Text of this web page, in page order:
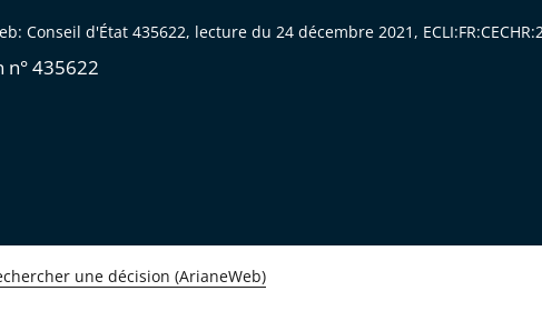
Conseil d'État 435622, lecture du 24 décembre 2021,
n° 435622
une décision (ArianeWeb)